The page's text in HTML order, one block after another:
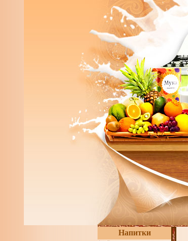
Напитки